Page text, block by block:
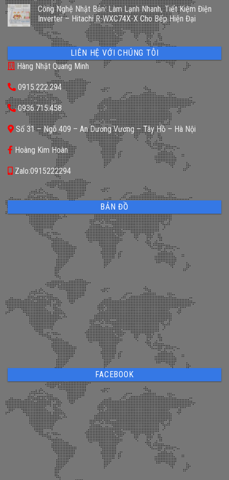
Công Nghệ Nhật Bản: Làm Lạnh Nhanh, Tiết Kiệm Điện
Inverter – Hitachi R-WXC74X-X Cho Bếp Hiện Đại
LIÊN HỆ VỚI CHÚNG TÔI
Hàng Nhật Quang Minh
0915.222.294
0936.715.458
Số 31 – Ngõ 409 – An Dương Vương – Tây Hồ – Hà Nội
Hoàng Kim Hoàn
Zalo:0915222294
BẢN ĐỒ
FACEBOOK